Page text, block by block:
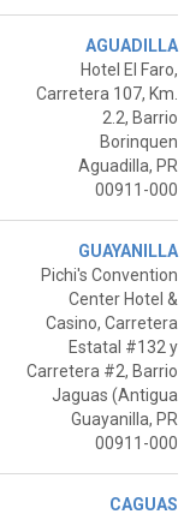
AGUADILLA
Hotel El Faro,
Carretera 107, Km.
2.2, Barrio
Borinquen
Aguadilla, PR
00911-000
GUAYANILLA
Pichi's Convention
Center Hotel &
Casino, Carretera
Estatal #132 y
Carretera #2, Barrio
Jaguas (Antigua
Guayanilla, PR
00911-000
CAGUAS